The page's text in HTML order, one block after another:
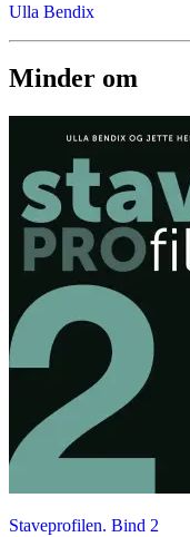
Ulla Bendix
Minder om
Staveprofilen. Bind 2